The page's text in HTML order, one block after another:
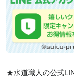
★水道職人の公式